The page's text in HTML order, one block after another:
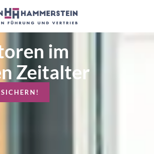
im
Zeitalter